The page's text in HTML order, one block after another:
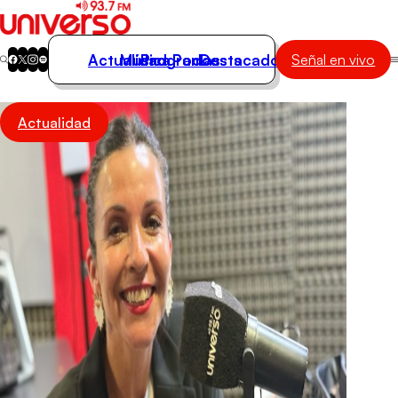
Actualidad
Música
Programas
Podcasts
Destacados
Actualidad
Música
Programas
Podcasts
Destacados Señal en vivo
Actualidad